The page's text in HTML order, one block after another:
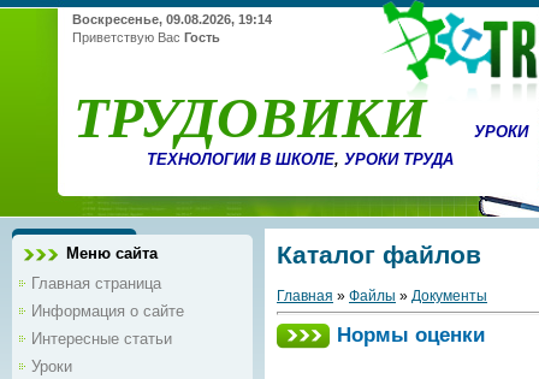
Воскресенье, 09.08.2026, 19:14
Приветствую Вас Гость
ТРУДОВИКИ
УРОКИ
ТЕХНОЛОГИИ В ШКОЛЕ, УРОКИ ТРУДА
Меню сайта
Главная страница
Информация о сайте
Интересные статьи
Уроки
Каталог файлов
Главная » Файлы » Документы
Нормы оценки